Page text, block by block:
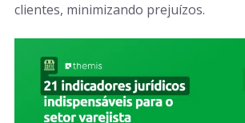
clientes, minimizando prejuízos.